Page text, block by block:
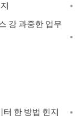
강 과중한 업무
한 방법 힌지